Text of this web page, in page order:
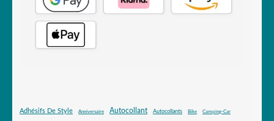
Adhésifs De Style Anniversaire Autocollant Autocollants Bike Camping-Car